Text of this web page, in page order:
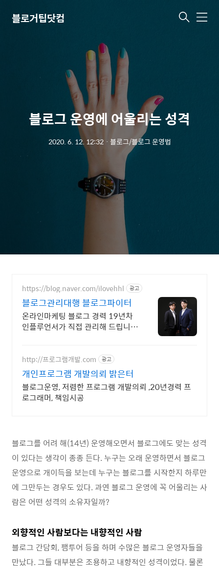
블로거팁닷컴 메
블로그 운영에 어울리는 성격
2020. 6. 12. 12:32ㆍ 블로그/블로그 운영법
https://blog.naver.com/ilovehhl 광고
블로그관리대행 블로그파이터
온라인마케팅 블로그 경력 19년차
인플루언서가 직접 관리해 드립니
http://프로그램개발.com 광고
개인프로그램 개발의뢰 밝은터
블로그운영, 저렴한 프로그램 개발의뢰 ,20년경력 프
로그래머, 책임시공
블로그를 어려 해(14년) 운영해오면서 블로그에도 맞는 성격
이 있다는 생각이 종종 든다. 누구는 오래 운영하면서 블로그
운영으로 개이득을 보는데 누구는 블로그를 시작한지 하루만
에 그만두는 경우도 있다. 과연 블로그 운영에 꼭 어울리는 사
람은 어떤 성격의 소유자일까?
외향적인 사람보다는 내향적인 사람
블로그 간담회, 팸투어 등을 하며 수많은 블로그 운영자들을
만났다. 그들 대부분은 조용하고 내향적인 성격이었다. 물론